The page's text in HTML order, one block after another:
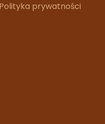
Polityka prywatności